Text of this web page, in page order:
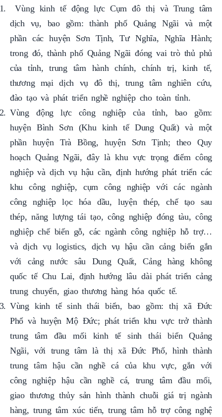
dịch vụ, bao gồm: thành phố Quảng Ngãi và một
phần các huyện Sơn Tịnh, Tư Nghĩa, Nghĩa Hành;
trong đó, thành phố Quảng Ngãi đóng vai trò thủ phủ
của tỉnh, trung tâm hành chính, chính trị, kinh tế,
thương mại dịch vụ đô thị, trung tâm nghiên cứu,
đào tạo và phát triển nghề nghiệp cho toàn tỉnh.
Vùng động lực công nghiệp của tỉnh, bao gồm:
huyện Bình Sơn (Khu kinh tế Dung Quất) và một
phần huyện Trà Bồng, huyện Sơn Tịnh; theo Quy
hoạch Quảng Ngãi, đây là khu vực trọng điểm công
nghiệp và dịch vụ hậu cần, định hướng phát triển các
khu công nghiệp, cụm công nghiệp với các ngành
công nghiệp lọc hóa dầu, luyện thép, chế tạo sau
thép, năng lượng tái tạo, công nghiệp đóng tàu, công
nghiệp chế biến gỗ, các ngành công nghiệp hỗ trợ…
và dịch vụ logistics, dịch vụ hậu cần cảng biển gắn
với cảng nước sâu Dung Quất, Cảng hàng không
quốc tế Chu Lai, định hướng lâu dài phát triển cảng
trung chuyển, giao thương hàng hóa quốc tế.
Vùng kinh tế sinh thái biển, bao gồm: thị xã Đức
Phổ và huyện Mộ Đức; phát triển khu vực trở thành
trung tâm đầu mối kinh tế sinh thái biển Quảng
Ngãi, với trung tâm là thị xã Đức Phổ, hình thành
trung tâm hậu cần nghề cá của khu vực, gắn với
công nghiệp hậu cần nghề cá, trung tâm đầu mối,
giao thương thủy sản hình thành chuỗi giá trị ngành
hàng, trung tâm xúc tiến, trung tâm hỗ trợ công nghệ
đánh bắt và nuôi trồng xa bờ, truy xuất nguồn gốc,